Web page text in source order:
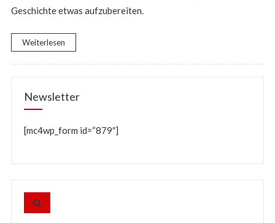
Geschichte etwas aufzubereiten.
Weiterlesen
Newsletter
[mc4wp_form id=“879″]